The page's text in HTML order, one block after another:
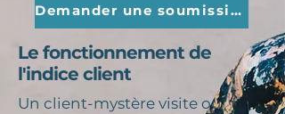
Demander une soumission
Le fonctionnement de
l'indice client
Un client-mystère visite ou